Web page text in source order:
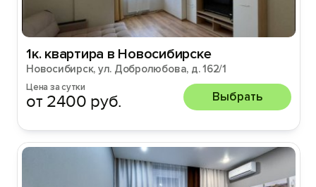
1к. квартира в Новосибирске
Новосибирск, ул. Добролюбова, д. 162/1
Цена за сутки
от 2400 руб. Выбрать